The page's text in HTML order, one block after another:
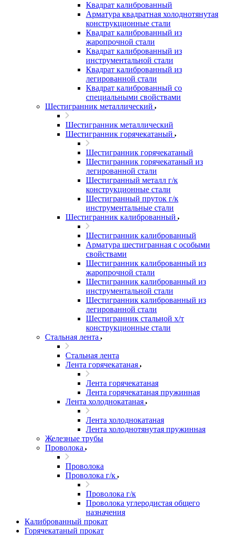
Квадрат калиброванный
Арматура квадратная холоднотянутая
конструкционные стали
Квадрат калиброванный из
жаропрочной стали
Квадрат калиброванный из
инструментальной стали
Квадрат калиброванный из
легированной стали
Квадрат калиброванный со
специальными свойствами
Шестигранник металлический
Шестигранник металлический
Шестигранник горячекатаный
Шестигранник горячекатаный
Шестигранник горячекатаный из
легированной стали
Шестигранный металл г/к
конструкционные стали
Шестигранный пруток г/к
инструментальные стали
Шестигранник калиброванный
Шестигранник калиброванный
Арматура шестигранная с особыми
свойствами
Шестигранник калиброванный из
жаропрочной стали
Шестигранник калиброванный из
инструментальной стали
Шестигранник калиброванный из
легированной стали
Шестигранник стальной х/т
конструкционные стали
Стальная лента
Стальная лента
Лента горячекатаная
Лента горячекатаная
Лента горячекатаная пружинная
Лента холоднокатаная
Лента холоднокатаная
Лента холоднотянутая пружинная
Железные трубы
Проволока
Проволока
Проволока г/к
Проволока г/к
Проволока углеродистая общего
назначения
Калиброванный прокат
Горячекатаный прокат